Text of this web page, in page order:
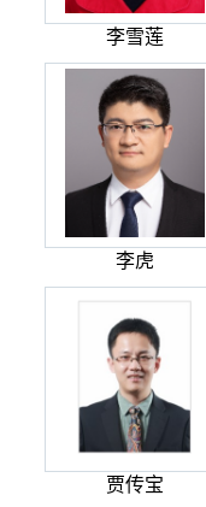
李雪莲
李虎
贾传宝